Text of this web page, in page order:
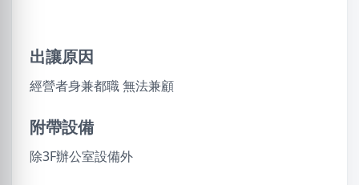
出讓原因
經營者身兼都職 無法兼顧
附帶設備
除3F辦公室設備外